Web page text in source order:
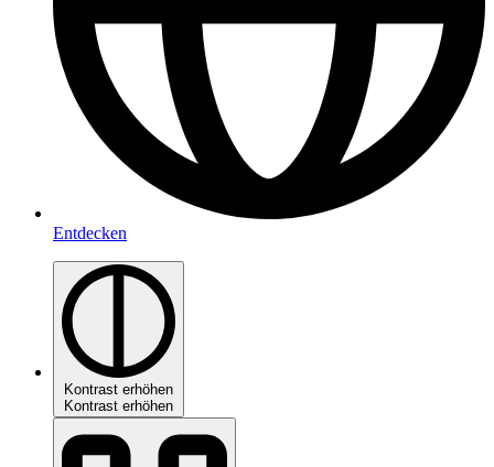
Entdecken
Kontrast erhöhen
Kontrast erhöhen